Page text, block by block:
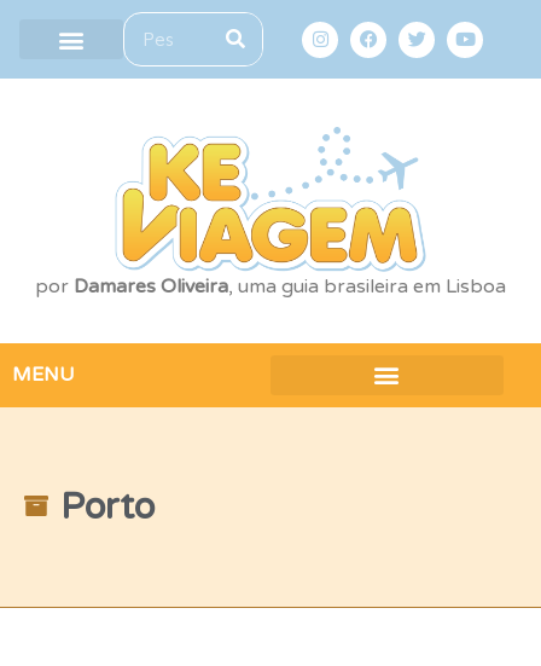
por Damares Oliveira, uma guia brasileira em Lisboa
MENU
Porto